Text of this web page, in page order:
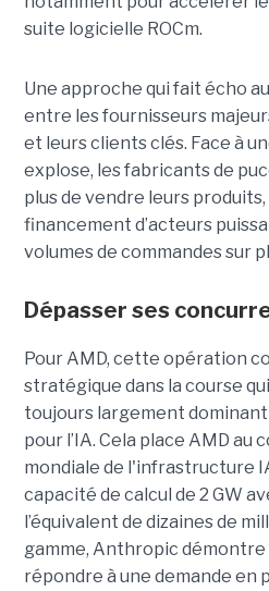
suite logicielle ROCm.
Une approche qui fait écho
entre les fournisseurs
et leurs clients clés. Face à
explose, les fabricants de
plus de vendre leurs
financement d’acteurs
volumes de commandes sur
Dépasser ses
Pour AMD, cette opération
stratégique dans la course qui
toujours largement dominant
pour l’IA. Cela place AMD
mondiale de l'infrastructure
capacité de calcul de 2 GW
l’équivalent de dizaines de
gamme, Anthropic démontre
répondre à une demande en